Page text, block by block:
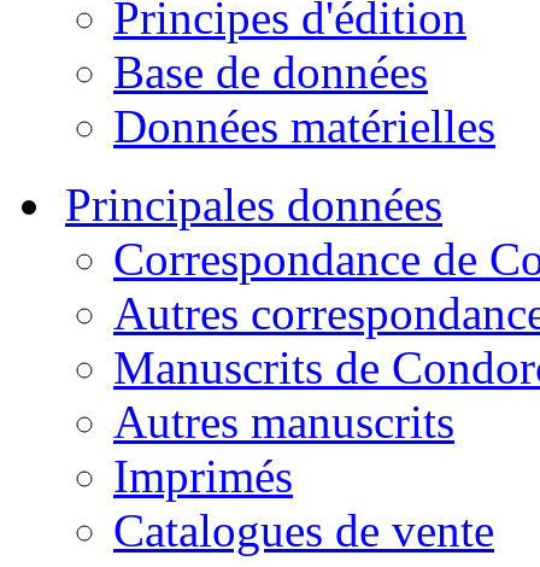
Principes d'édition
Base de données
Données matérielles
Principales données
Correspondance de
Autres
Manuscrits de
Autres manuscrits
Imprimés
Catalogues de vente